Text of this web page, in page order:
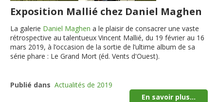
Exposition Mallié chez Daniel Maghen
La galerie Daniel Maghen a le plaisir de consacrer une vaste
rétrospective au talentueux Vincent Mallié, du 19 février au 16
mars 2019, à l’occasion de la sortie de l’ultime album de sa
série phare : Le Grand Mort (éd. Vents d'Ouest).
Publié dans Actualités de 2019
En savoir plus...